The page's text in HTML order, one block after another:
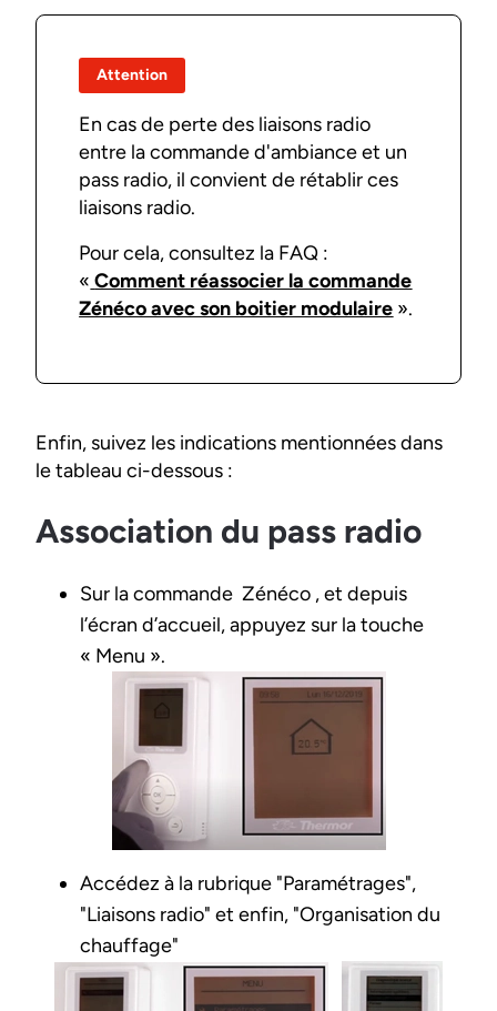
Attention
En cas de perte des liaisons radio
entre la commande d'ambiance et un
pass radio, il convient de rétablir ces
liaisons radio.
Pour cela, consultez la FAQ :
« Comment réassocier la commande
Zénéco avec son boitier modulaire ».
Enfin, suivez les indications mentionnées dans
le tableau ci-dessous :
Association du pass radio
Sur la commande Zénéco , et depuis
l’écran d’accueil, appuyez sur la touche
« Menu ».
Accédez à la rubrique "Paramétrages",
"Liaisons radio" et enfin, "Organisation du
chauffage"